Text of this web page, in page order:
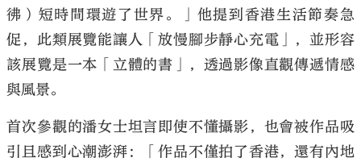
彿）短時間環遊了世界。」他提到香港生活節奏急
促，此類展覽能讓人「放慢腳步靜心充電」，並形容
該展覽是一本「立體的書」，透過影像直觀傳遞情感
與風景。
首次參觀的潘女士坦言即使不懂攝影，也會被作品吸
引且感到心潮澎湃：「作品不僅拍了香港，還有內地